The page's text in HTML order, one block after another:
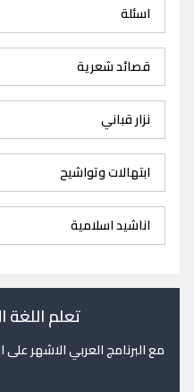
اسئلة
قصائد شعرية
نزار قباني
ابتهالات وتواشيح
اناشيد اسلامية
تعلم اللغة
مع البرنامج العربي الاشهر على الاطلاق